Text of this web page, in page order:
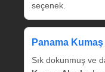
seçenek.
Panama Kumaş
Sık dokunmuş ve